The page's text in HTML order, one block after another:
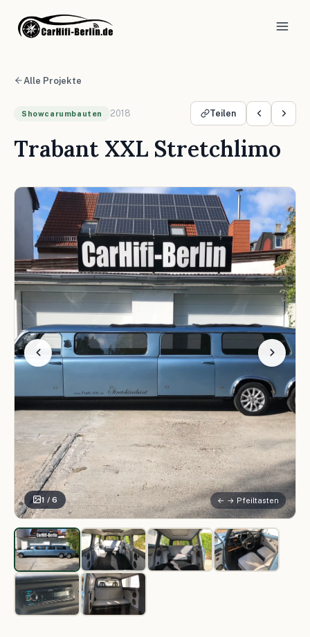
Alle Projekte
Showcarumbauten 2018 Teilen
Trabant XXL Stretchlimo
1 / 6 ← → Pfeiltasten